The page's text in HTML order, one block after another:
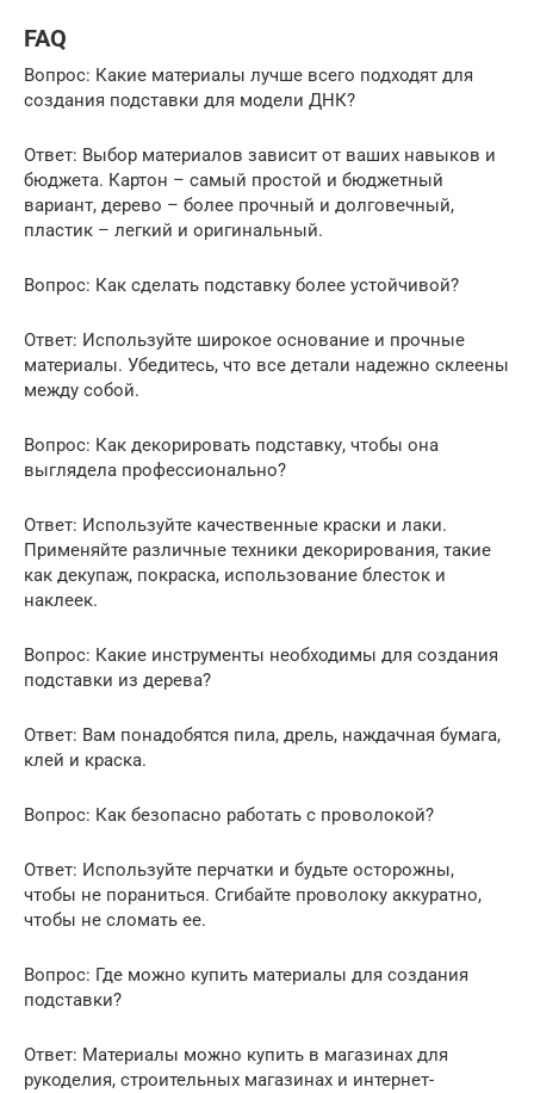
FAQ
Вопрос: Какие материалы лучше всего подходят для
создания подставки для модели ДНК?
Ответ: Выбор материалов зависит от ваших навыков и
бюджета. Картон – самый простой и бюджетный
вариант, дерево – более прочный и долговечный,
пластик – легкий и оригинальный.
Вопрос: Как сделать подставку более устойчивой?
Ответ: Используйте широкое основание и прочные
материалы. Убедитесь, что все детали надежно склеены
между собой.
Вопрос: Как декорировать подставку, чтобы она
выглядела профессионально?
Ответ: Используйте качественные краски и лаки.
Применяйте различные техники декорирования, такие
как декупаж, покраска, использование блесток и
наклеек.
Вопрос: Какие инструменты необходимы для создания
подставки из дерева?
Ответ: Вам понадобятся пила, дрель, наждачная бумага,
клей и краска.
Вопрос: Как безопасно работать с проволокой?
Ответ: Используйте перчатки и будьте осторожны,
чтобы не пораниться. Сгибайте проволоку аккуратно,
чтобы не сломать ее.
Вопрос: Где можно купить материалы для создания
подставки?
Ответ: Материалы можно купить в магазинах для
рукоделия, строительных магазинах и интернет-